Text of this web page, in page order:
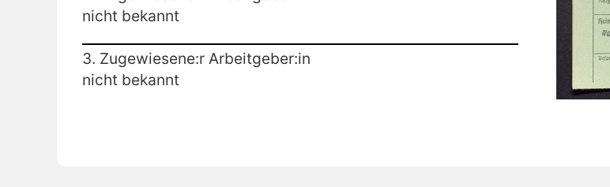
nicht bekannt
3. Zugewiesene:r Arbeitgeber:in
nicht bekannt